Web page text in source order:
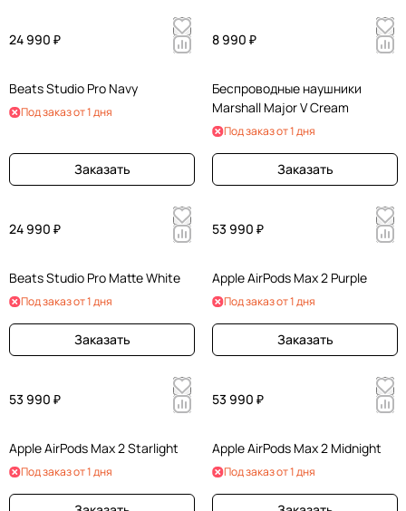
24 990 ₽
Beats Studio Pro Navy
Под заказ от 1 дня
Заказать
8 990 ₽
Беспроводные наушники
Marshall Major V Cream
Под заказ от 1 дня
Заказать
24 990 ₽
Beats Studio Pro Matte White
Под заказ от 1 дня
Заказать
53 990 ₽
Apple AirPods Max 2 Purple
Под заказ от 1 дня
Заказать
53 990 ₽
Apple AirPods Max 2 Starlight
Под заказ от 1 дня
53 990 ₽
Apple AirPods Max 2 Midnight
Под заказ от 1 дня